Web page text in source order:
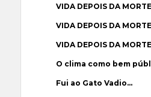
VIDA DEPOIS DA
VIDA DEPOIS DA
VIDA DEPOIS DA MORTE
O clima como bem
Fui ao Gato Vadio…